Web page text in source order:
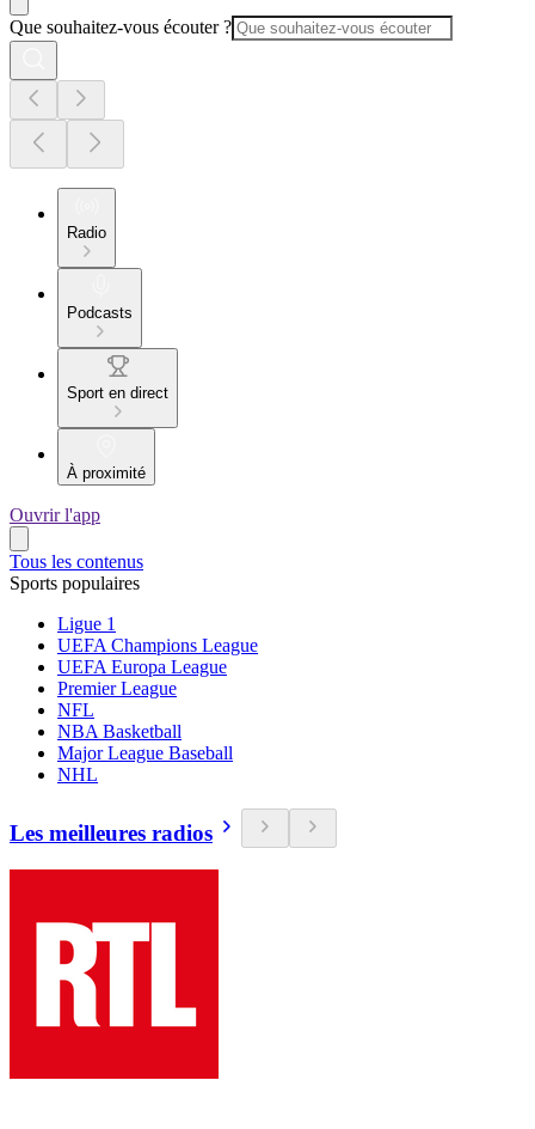
Que souhaitez-vous écouter ?
Radio
Podcasts
Sport en direct
À proximité
Ouvrir l'app
Tous les contenus
Sports populaires
Ligue 1
UEFA Champions League
UEFA Europa League
Premier League
NFL
NBA Basketball
Major League Baseball
NHL
Les meilleures radios